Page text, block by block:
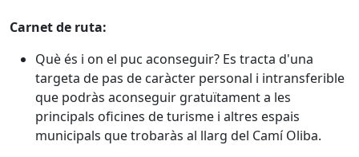
Carnet de ruta:
Què és i on el puc aconseguir? Es tracta d'una
targeta de pas de caràcter personal i intransferible
que podràs aconseguir gratuïtament a les
principals oficines de turisme i altres espais
municipals que trobaràs al llarg del Camí Oliba.